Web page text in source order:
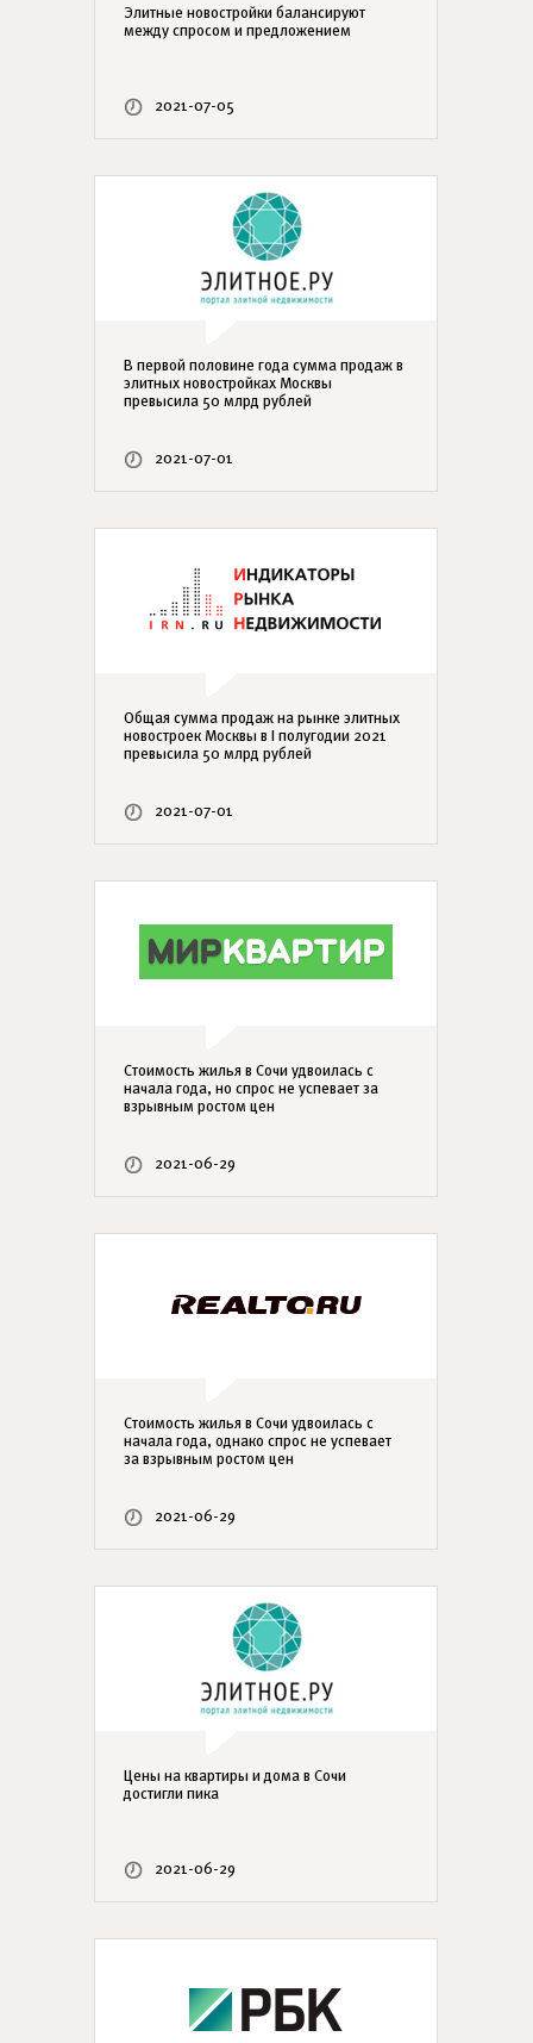
Элитные новостройки балансируют
между спросом и предложением
2021-07-05
В первой половине года сумма продаж в
элитных новостройках Москвы
превысила 50 млрд рублей
2021-07-01
Общая сумма продаж на рынке элитных
новостроек Москвы в I полугодии 2021
превысила 50 млрд рублей
2021-07-01
Стоимость жилья в Сочи удвоилась с
начала года, но спрос не успевает за
взрывным ростом цен
2021-06-29
Стоимость жилья в Сочи удвоилась с
начала года, однако спрос не успевает
за взрывным ростом цен
2021-06-29
Цены на квартиры и дома в Сочи
достигли пика
2021-06-29